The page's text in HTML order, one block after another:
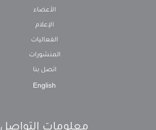
الأعضاء
الإعلام
الفعاليات
المنشورات
اتصل بنا
English